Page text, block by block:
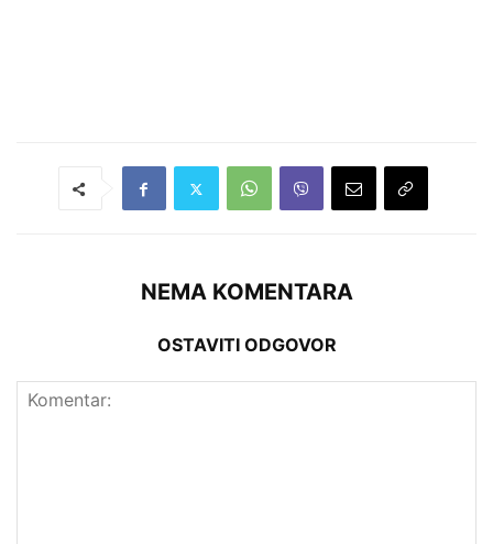
NEMA KOMENTARA
OSTAVITI ODGOVOR